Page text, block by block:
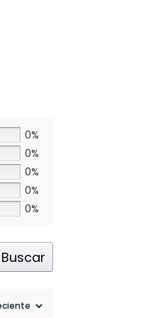
0%
0%
0%
0%
0%
Buscar